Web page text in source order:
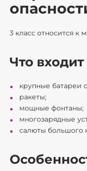
3 класс относится к
Что входит
крупные батареи
ракеты;
мощные фонтаны;
многозарядные
салюты большого